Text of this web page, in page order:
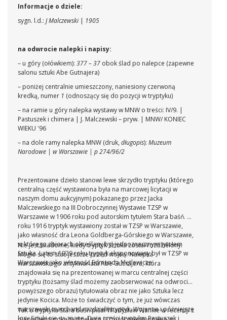
Informacje o dziele:
sygn. l.d.: J Malczewski | 1905
na odwrocie nalepki i napisy:
– u góry (ołówkiem): 377 – 37 obok ślad po nalepce (zapewne
salonu sztuki Abe Gutnajera)
– poniżej centralnie umieszczony, naniesiony czerwoną
kredką, numer 1 (odnoszący się do pozycji w tryptyku)
– na ramie u góry nalepka wystawy w MNW o treści: IV/9. |
Pastuszek i chimera | J. Malczewski – pryw. | MNW/ KONIEC
WIEKU '96
– na dole ramy nalepka MNW (druk, długopis): Muzeum
Narodowe | w Warszawie | p 274/96/2
Prezentowane dzieło stanowi lewe skrzydło tryptyku (którego
centralną część wystawiona była na marcowej licytacji w
naszym domu aukcyjnym) pokazanego przez Jacka
Malczewskiego na III Dobroczynnej Wystawie TZSP w
Warszawie w 1906 roku pod autorskim tytułem Stara baśń. W
roku 1916 tryptyk wystawiony został w TZSP w Warszawie,
jako własność dra Leona Goldberga-Górskiego w Warszawie,
w którego zbiorach określany był jednoznacznym tytułem
Sztuka. Latem 1929 roku tryptyk eksponowany był w TZSP w
Warszawie jako własność Edmunda Mętlewicza.
Nie jest wiadome, kiedy tryptyk Sztuka został rozdzielony.
Mogło się to stać jeszcze przed wojną. Nalepka
warszawskiego antykwariatu Abe Gutnajera, która
znajdowała się na prezentowanej w marcu centralnej części
tryptyku (tożsamy ślad możemy zaobserwować na odwrocie
powyższego obrazu) tytułowała obraz nie jako Sztuka lecz
jedynie Kocica. Może to świadczyć o tym, że już wówczas
warszawski marchand rozdzielił tryptyk. Wojenne i późniejsze
Tak o tryptyku Stara baśń pisał Władysław Wankie w recenzji z